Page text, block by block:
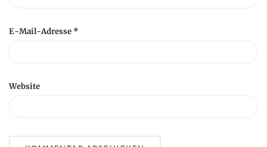
E-Mail-Adresse *
Website